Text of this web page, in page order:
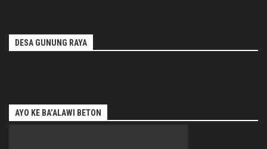
DESA GUNUNG RAYA
AYO KE BA’ALAWI BETON